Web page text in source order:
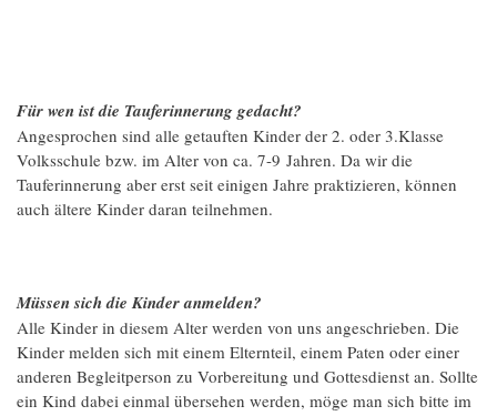
Für wen ist die Tauferinnerung gedacht?
Angesprochen sind alle getauften Kinder der 2. oder 3.Klasse
Volksschule bzw. im Alter von ca. 7-9 Jahren. Da wir die
Tauferinnerung aber erst seit einigen Jahre praktizieren, können
auch ältere Kinder daran teilnehmen.
Müssen sich die Kinder anmelden?
Alle Kinder in diesem Alter werden von uns angeschrieben. Die
Kinder melden sich mit einem Elternteil, einem Paten oder einer
anderen Begleitperson zu Vorbereitung und Gottesdienst an. Sollte
ein Kind dabei einmal übersehen werden, möge man sich bitte im